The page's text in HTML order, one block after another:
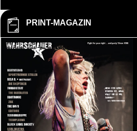
PRINT-MAGAZIN